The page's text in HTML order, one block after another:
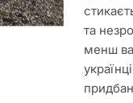
та
менш